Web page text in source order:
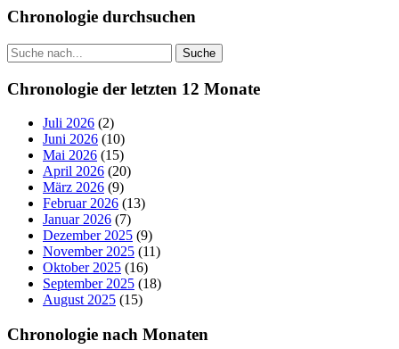
Seitenleiste
Chronologie durchsuchen
Suche
Chronologie der letzten 12 Monate
Juli 2026 (2)
Juni 2026 (10)
Mai 2026 (15)
April 2026 (20)
März 2026 (9)
Februar 2026 (13)
Januar 2026 (7)
Dezember 2025 (9)
November 2025 (11)
Oktober 2025 (16)
September 2025 (18)
August 2025 (15)
Chronologie nach Monaten